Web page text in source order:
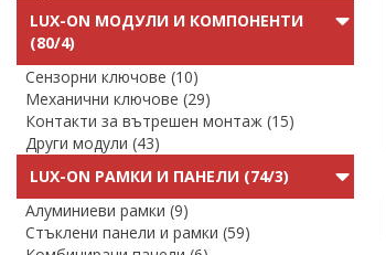
LUX-ON МОДУЛИ И КОМПОНЕНТИ
(80/4)
Сензорни ключове (10)
Механични ключове (29)
Контакти за вътрешен монтаж (15)
Други модули (43)
LUX-ON РАМКИ И ПАНЕЛИ (74/3)
Алуминиеви рамки (9)
Стъклени панели и рамки (59)